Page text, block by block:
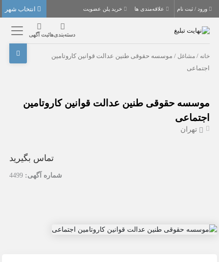
ورود / ثبت نام علاقه‌مندی ها خرید پلن عضویت
دسته‌بندی‌هاثبت آگهی
خانه /مشاغل / موسسه حقوقی طنین عدالت قوانین کاروتامین
اجتماعی
موسسه حقوقی طنین عدالت قوانین کاروتامین
اجتماعی
تهران
تماس بگیرید
شماره آگهی: 4499